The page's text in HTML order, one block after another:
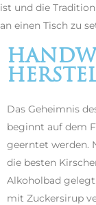
ist und die
an einen Tisch zu
Das Geheimnis
beginnt auf dem
geerntet werden.
die besten
Alkoholbad
mit Zuckersirup